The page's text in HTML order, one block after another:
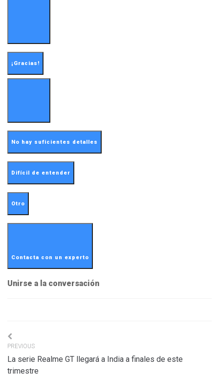
¡Gracias!
No hay suficientes detalles
Difícil de entender
Otro
Contacta con un experto
Unirse a la conversación
Navigation
de
l’article
PREVIOUS
La serie Realme GT llegará a India a finales de este
trimestre